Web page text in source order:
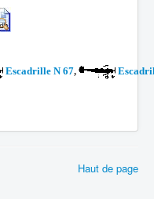
Escadrille N 67,
Haut de page